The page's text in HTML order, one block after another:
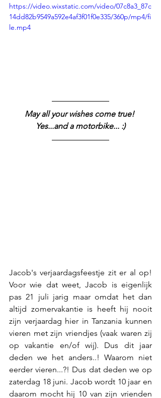
https://video.wixstatic.com/video/07c8a3_87c
14dd82b9549a592e4af3f01f0e335/360p/mp4/fi
le.mp4
May all your wishes come true!
Yes...and a motorbike... :)
Jacob's verjaardagsfeestje zit er al op!
Voor wie dat weet, Jacob is eigenlijk
pas 21 juli jarig maar omdat het dan
altijd zomervakantie is heeft hij nooit
zijn verjaardag hier in Tanzania kunnen
vieren met zijn vriendjes (vaak waren zij
op vakantie en/of wij). Dus dit jaar
deden we het anders..! Waarom niet
eerder vieren...?! Dus dat deden we op
zaterdag 18 juni. Jacob wordt 10 jaar en
daarom mocht hij 10 van zijn vrienden